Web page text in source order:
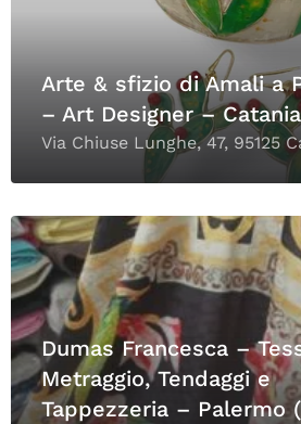
Arte & sfizio di Amali a
– Art Designer –
Via Chiuse Lunghe, 47, 95125
Dumas Francesca –
Metraggio, Tendaggi e
Tappezzeria – Palermo